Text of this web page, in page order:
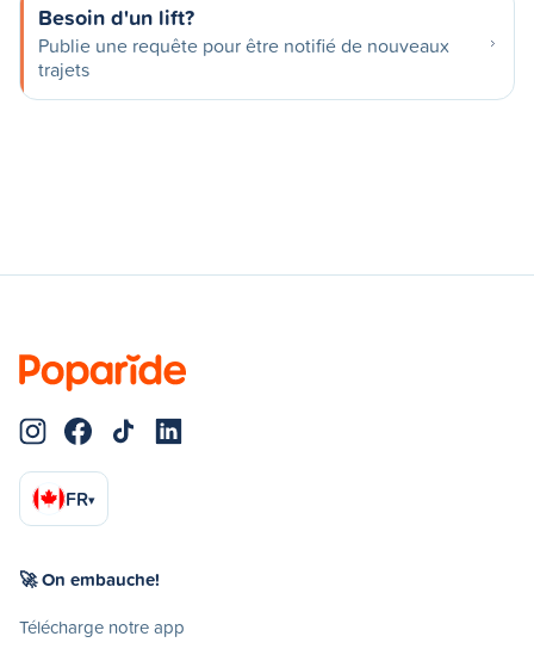
Besoin d'un lift?
Publie une requête pour être notifié de nouveaux
trajets
FR▾
🚀 On embauche!
Télécharge notre app